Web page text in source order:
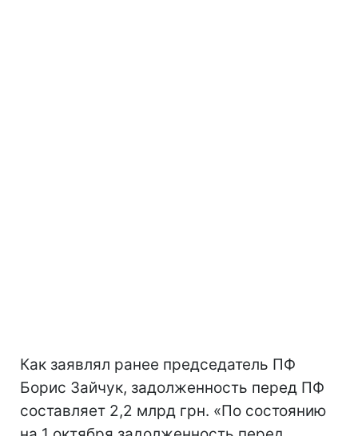
Как заявлял ранее председатель ПФ
Борис Зайчук, задолженность перед ПФ
составляет 2,2 млрд грн. «По состоянию